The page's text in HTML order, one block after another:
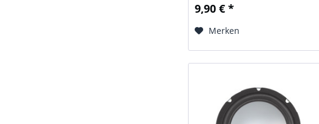
gekennzeichnete
Daten: Typ: Passiv
Trennfrequenz: 150 Hz...
9,90 € *
Merken